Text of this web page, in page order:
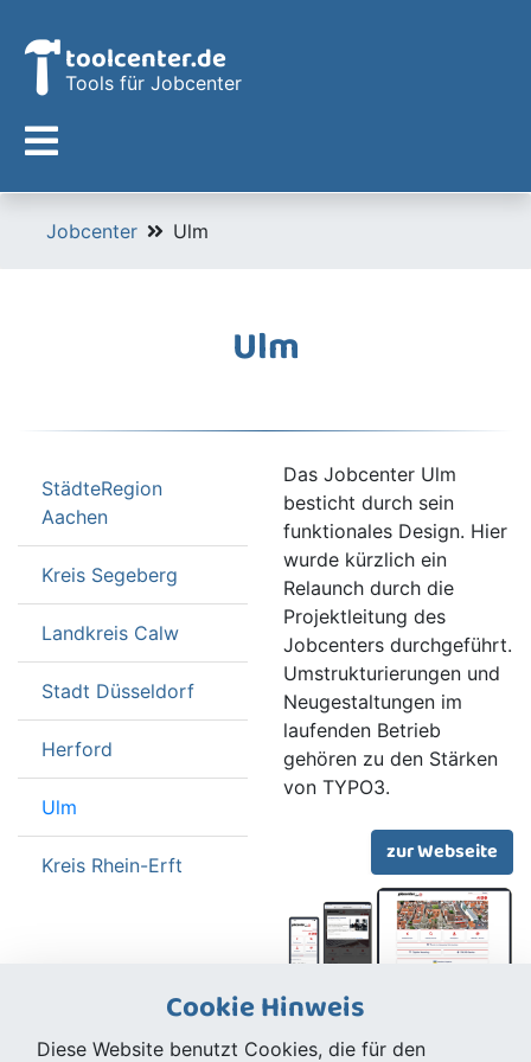
toolcenter.de
Tools für Jobcenter
Jobcenter Ulm
Ulm
StädteRegion
Aachen
Kreis Segeberg
Landkreis Calw
Stadt Düsseldorf
Herford
Ulm
Kreis Rhein-Erft
Das Jobcenter Ulm
besticht durch sein
funktionales Design. Hier
wurde kürzlich ein
Relaunch durch die
Projektleitung des
Jobcenters durchgeführt.
Umstrukturierungen und
Neugestaltungen im
laufenden Betrieb
gehören zu den Stärken
von TYPO3.
zur Webseite
Cookie Hinweis
Diese Website benutzt Cookies, die für den